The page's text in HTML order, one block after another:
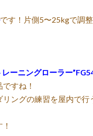
です！片側5〜25kgで調
ーニングローラー
すね！
ングの練習を屋内で行